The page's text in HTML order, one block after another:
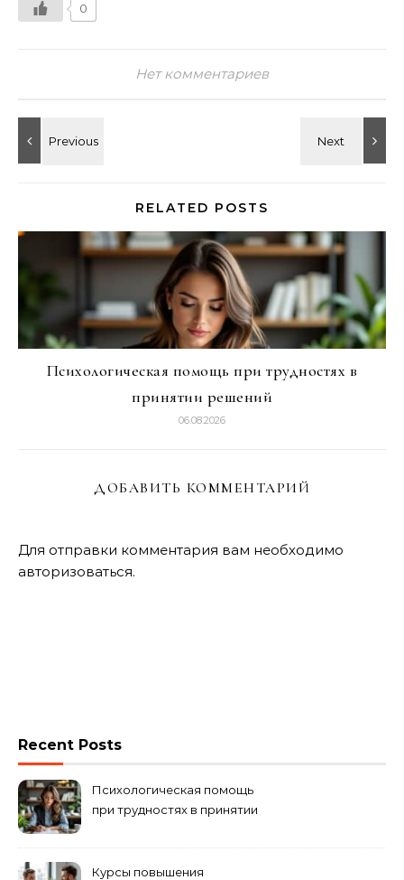
0
Нет комментариев
RELATED POSTS
Психологическая помощь при трудностях в
принятии решений
06.08.2026
ДОБАВИТЬ КОММЕНТАРИЙ
Для отправки комментария вам необходимо
авторизоваться.
Recent Posts
Психологическая помощь
при трудностях в принятии
Курсы повышения